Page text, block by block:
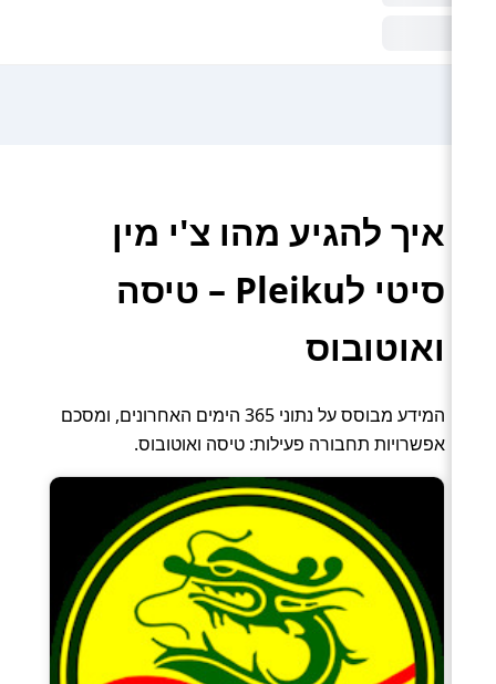
איך להגיע מהו צ'י מין
סיטי לPleiku – טיסה
ואוטובוס
המידע מבוסס על נתוני 365 הימים האחרונים, ומסכם
אפשרויות תחבורה פעילות: טיסה ואוטובוס.